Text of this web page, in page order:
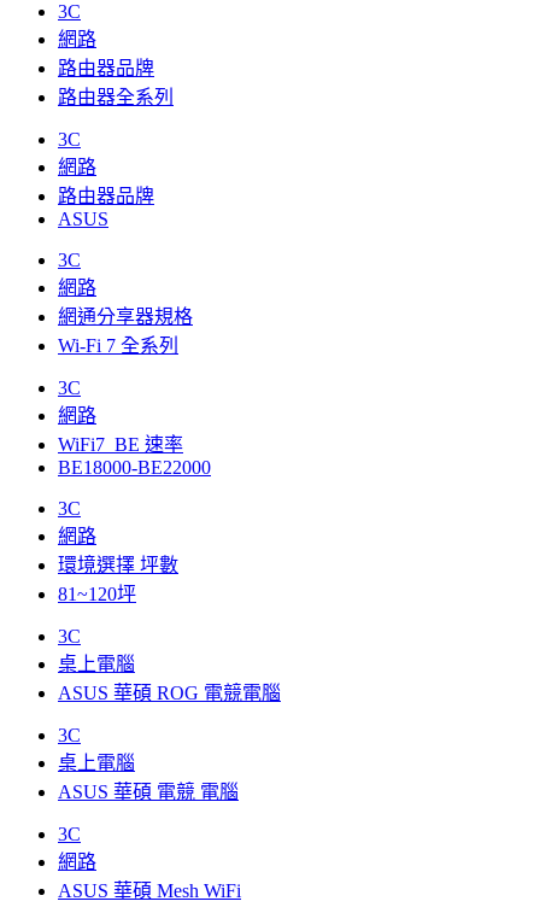
3C
網路
路由器品牌
路由器全系列
3C
網路
路由器品牌
ASUS
3C
網路
網通分享器規格
Wi-Fi 7 全系列
3C
網路
WiFi7_BE 速率
BE18000-BE22000
3C
網路
環境選擇 坪數
81~120坪
3C
桌上電腦
ASUS 華碩 ROG 電競電腦
3C
桌上電腦
ASUS 華碩 電競 電腦
3C
網路
ASUS 華碩 Mesh WiFi